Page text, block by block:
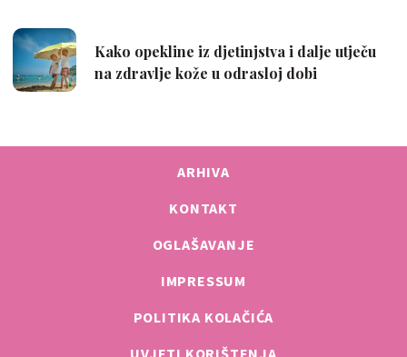
ARHIVA
KONTAKT
OGLAŠAVANJE
IMPRESSUM
POLITIKA KOLAČIĆA
UVJETI KORIŠTENJA